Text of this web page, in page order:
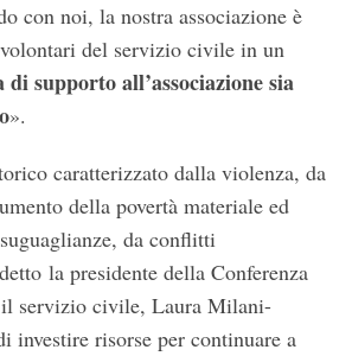
con noi, la nostra associazione è
del servizio civile in un
di supporto all’associazione sia
».
caratterizzato dalla violenza, da
della povertà materiale ed
da conflitti
la presidente della Conferenza
servizio civile, Laura Milani-
investire risorse per continuare a